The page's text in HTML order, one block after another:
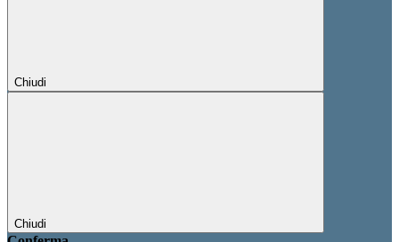
Chiudi
Chiudi